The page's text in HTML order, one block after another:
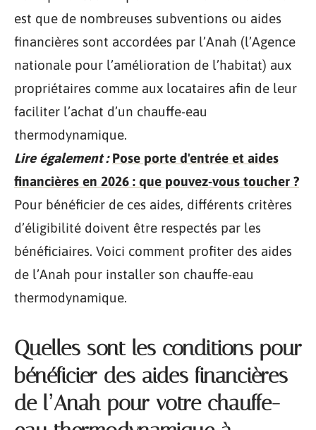
est que de nombreuses subventions ou aides
financières sont accordées par l’Anah (l’Agence
nationale pour l’amélioration de l’habitat) aux
propriétaires comme aux locataires afin de leur
faciliter l’achat d’un chauffe-eau
thermodynamique.
Lire également : Pose porte d'entrée et aides
financières en 2026 : que pouvez-vous toucher ?
Pour bénéficier de ces aides, différents critères
d’éligibilité doivent être respectés par les
bénéficiaires. Voici comment profiter des aides
de l’Anah pour installer son chauffe-eau
thermodynamique.
Quelles sont les conditions pour
bénéficier des aides financières
de l’Anah pour votre chauffe-